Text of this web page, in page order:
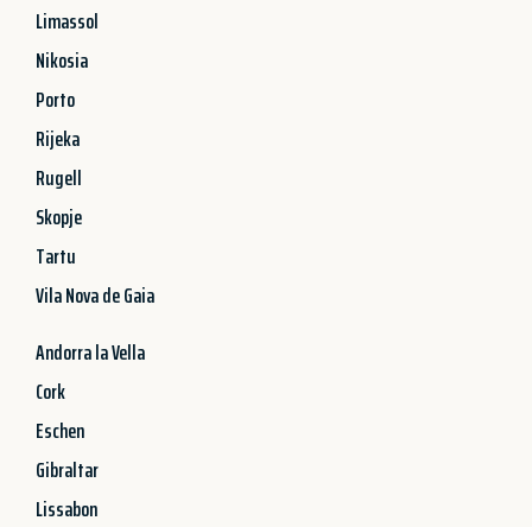
Limassol
Nikosia
Porto
Rijeka
Rugell
Skopje
Tartu
Vila Nova de Gaia
Andorra la Vella
Cork
Eschen
Gibraltar
Lissabon